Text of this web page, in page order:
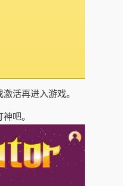
活再进入游戏。
吧。